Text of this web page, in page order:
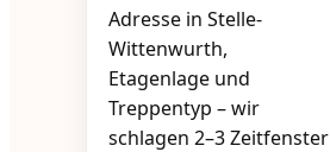
Adresse in Stelle-
Wittenwurth,
Etagenlage und
Treppentyp – wir
schlagen 2–3 Zeitfenster